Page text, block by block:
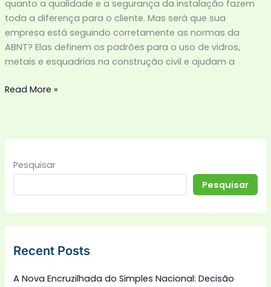
quanto a qualidade e a segurança da instalação fazem
toda a diferença para o cliente. Mas será que sua
empresa está seguindo corretamente as normas da
ABNT? Elas definem os padrões para o uso de vidros,
metais e esquadrias na construção civil e ajudam a
Read More »
Pesquisar
Pesquisar
Recent Posts
A Nova Encruzilhada do Simples Nacional: Decisão